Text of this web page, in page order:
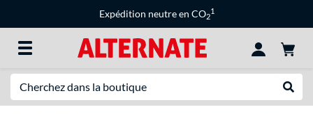
Expédition neutre en CO2
1